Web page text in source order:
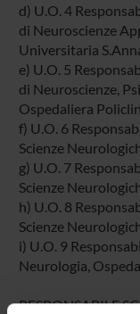
d) U.O. 4
di Neuroscienze
Universitaria
e) U.O. 5
di Neuroscienze,
Ospedaliera
f) U.O. 6
Scienze
g) U.O. 7
Scienze
h) U.O. 8
Scienze
i) U.O. 9
Neurologia,
RESPONSABILE